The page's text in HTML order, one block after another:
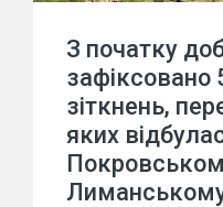
З початку
зафіксовано
зіткнень,
яких